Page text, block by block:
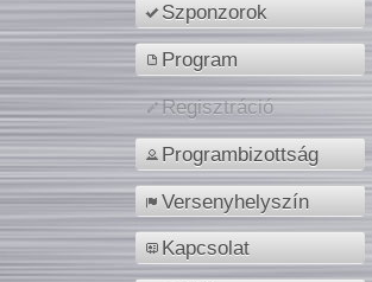
Szponzorok
Program
Regisztráció
Programbizottság
Versenyhelyszín
Kapcsolat